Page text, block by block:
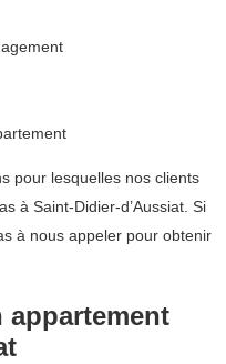
pour lesquelles nos clients
à Saint-Didier-d’Aussiat. Si
à nous appeler pour obtenir
appartement